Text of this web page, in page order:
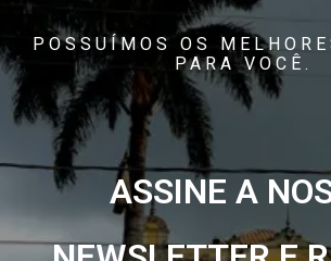
POSSUÍMOS OS
PARA VOCÊ.
ASSINE A